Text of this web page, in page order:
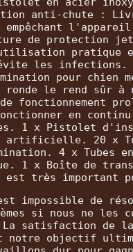
anti-chute :
empêchant
de protection
pratique
les infections.
pour chien
ronde le rend sûr
de fonctionnement
en continu
1 x Pistolet
artificielle. 20 x
4 x Tubes
1 x Boîte de
est très important
impossible de
si nous ne les
La satisfaction de
notre objectif